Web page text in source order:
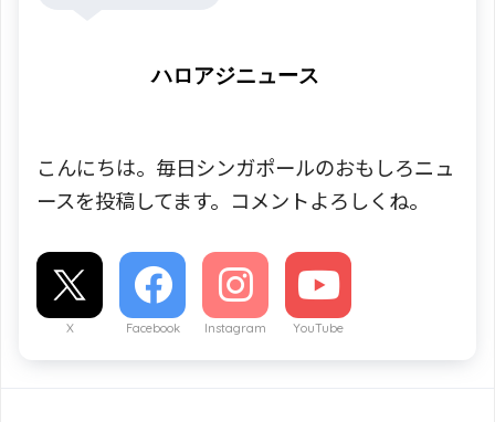
ハロアジニュース
こんにちは。毎日シンガポールのおもしろニュ
ースを投稿してます。コメントよろしくね。
X Facebook Instagram YouTube